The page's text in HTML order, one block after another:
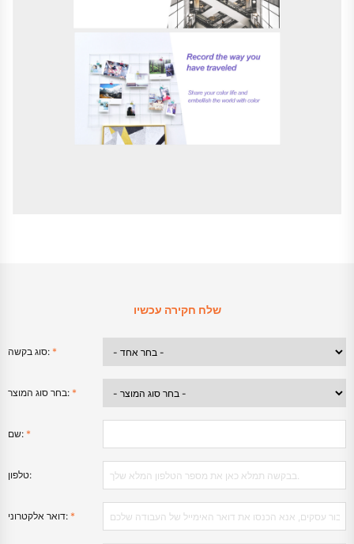
שלח חקירה עכשיו
סוג בקשה: *
בחר סוג המוצר: *
שם: *
טלפון:
דואר אלקטרוני: *